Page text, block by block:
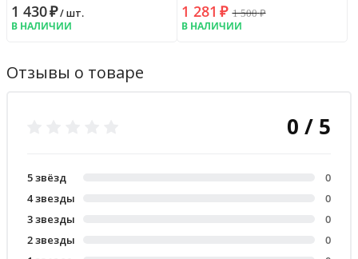
1 430₽/ шт.
В НАЛИЧИИ
1 281 ₽ 1 500₽
В НАЛИЧИИ
Отзывы о товаре
0 / 5
5 звёзд
0
4 звезды
0
3 звезды
0
2 звезды
0